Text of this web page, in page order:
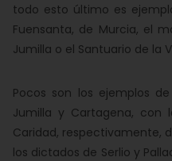
todo esto último es
Fuensanta, de Murcia, el
Jumilla o el Santuario de la
Pocos son los ejemplos
Jumilla y Cartagena, con
Caridad, respectivamente,
los dictados de Serlio y